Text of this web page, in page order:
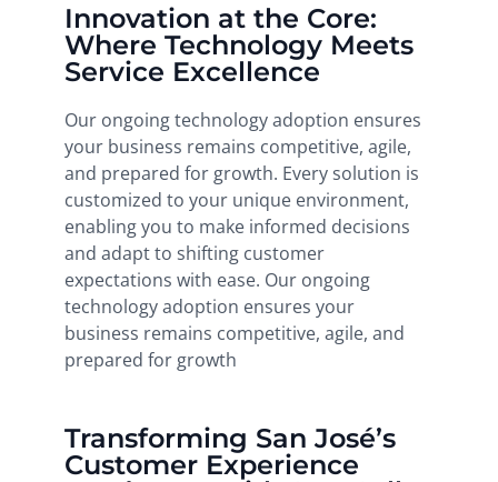
Innovation at the Core:
Where Technology Meets
Service Excellence
Our ongoing technology adoption ensures
your business remains competitive, agile,
and prepared for growth. Every solution is
customized to your unique environment,
enabling you to make informed decisions
and adapt to shifting customer
expectations with ease. Our ongoing
technology adoption ensures your
business remains competitive, agile, and
prepared for growth
Transforming San José’s
Customer Experience